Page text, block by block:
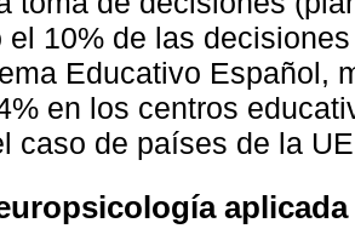
el 10% de las
Educativo Español,
en los centros
caso de países de la